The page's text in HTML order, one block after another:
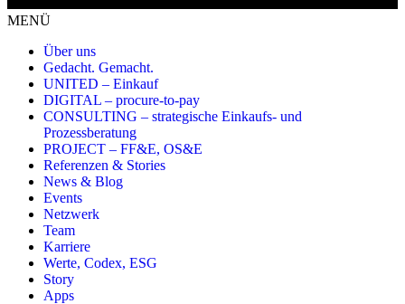
MENÜ
Über uns
Gedacht. Gemacht.
UNITED – Einkauf
DIGITAL – procure-to-pay
CONSULTING – strategische Einkaufs- und
Prozessberatung
PROJECT – FF&E, OS&E
Referenzen & Stories
News & Blog
Events
Netzwerk
Team
Karriere
Werte, Codex, ESG
Story
Apps